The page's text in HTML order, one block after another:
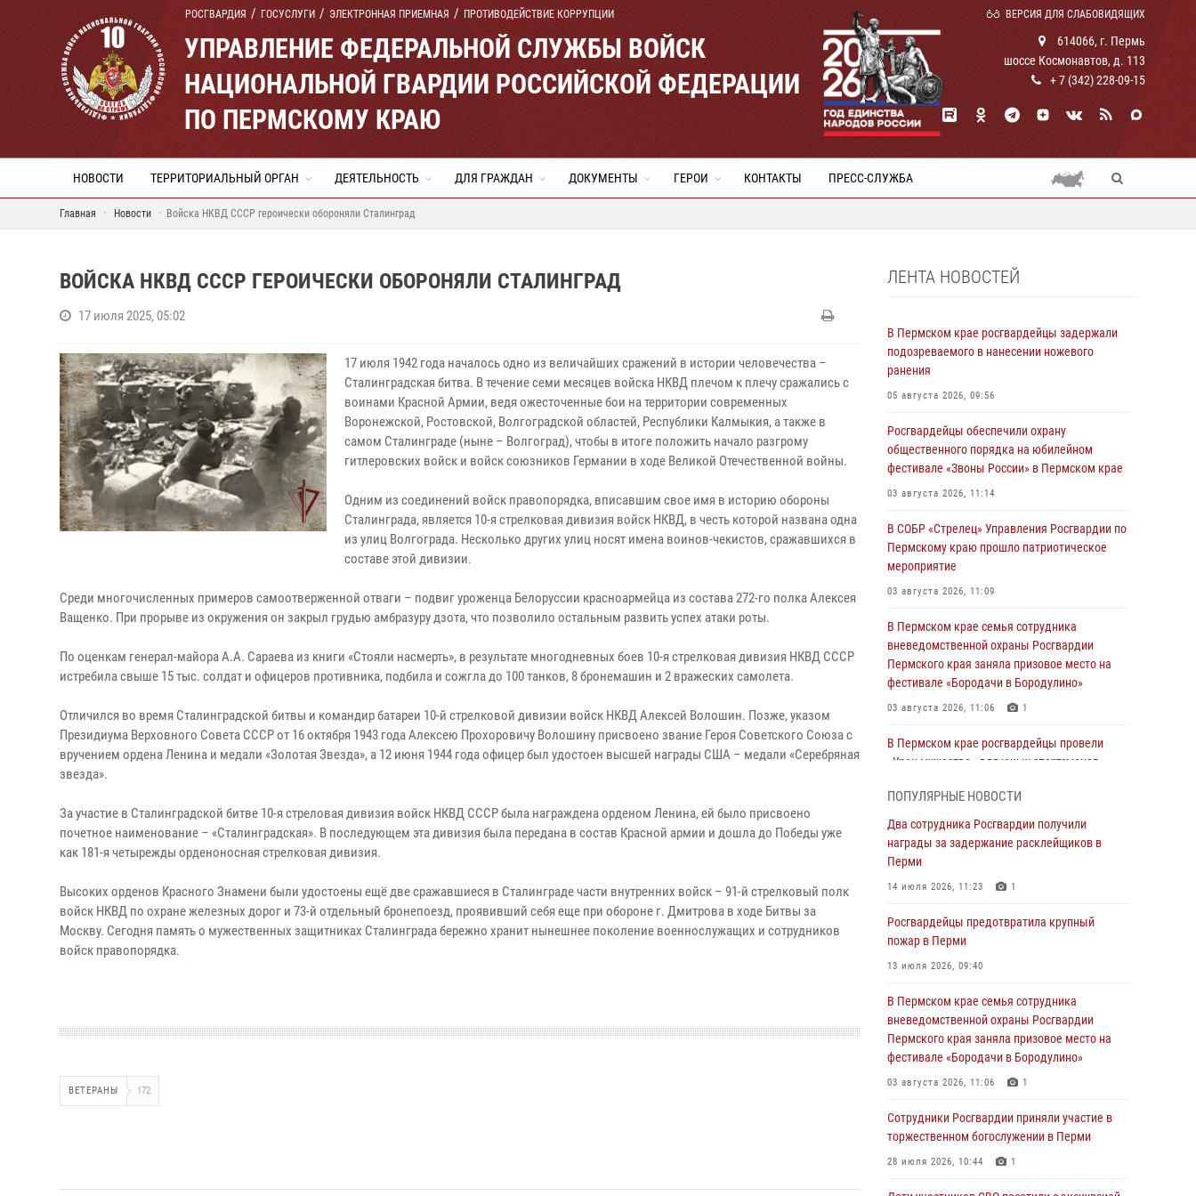
РОСГВАРДИЯ ГОСУСЛУГИ ЭЛЕКТРОННАЯ ПРИЕМНАЯ ПРОТИВОДЕЙСТВИЕ КОРРУПЦИИ ВЕРСИЯ ДЛЯ СЛАБОВИДЯЩИХ
УПРАВЛЕНИЕ ФЕДЕРАЛЬНОЙ СЛУЖБЫ ВОЙСК
НАЦИОНАЛЬНОЙ ГВАРДИИ РОССИЙСКОЙ ФЕДЕРАЦИИ
ПО ПЕРМСКОМУ КРАЮ
614066, г. Пермь
шоссе Космонавтов, д. 113
+ 7 (342) 228-09-15
НОВОСТИ ТЕРРИТОРИАЛЬНЫЙ ОРГАН ДЕЯТЕЛЬНОСТЬ ДЛЯ ГРАЖДАН ДОКУМЕНТЫ ГЕРОИ КОНТАКТЫ ПРЕСС-СЛУЖБА
Главная Новости Войска НКВД СССР героически обороняли Сталинград
ВОЙСКА НКВД СССР ГЕРОИЧЕСКИ ОБОРОНЯЛИ СТАЛИНГРАД
17 июля 2025, 05:02
17 июля 1942 года началось одно из величайших сражений в истории человечества –
Сталинградская битва. В течение семи месяцев войска НКВД плечом к плечу сражались с
воинами Красной Армии, ведя ожесточенные бои на территории современных
Воронежской, Ростовской, Волгоградской областей, Республики Калмыкия, а также в
самом Сталинграде (ныне – Волгоград), чтобы в итоге положить начало разгрому
гитлеровских войск и войск союзников Германии в ходе Великой Отечественной войны.
Одним из соединений войск правопорядка, вписавшим свое имя в историю обороны
Сталинграда, является 10-я стрелковая дивизия войск НКВД, в честь которой названа одна
из улиц Волгограда. Несколько других улиц носят имена воинов-чекистов, сражавшихся в
составе этой дивизии.
Среди многочисленных примеров самоотверженной отваги – подвиг уроженца Белоруссии красноармейца из состава 272-го полка Алексея
Ващенко. При прорыве из окружения он закрыл грудью амбразуру дзота, что позволило остальным развить успех атаки роты.
По оценкам генерал-майора А.А. Сараева из книги «Стояли насмерть», в результате многодневных боев 10-я стрелковая дивизия НКВД СССР
истребила свыше 15 тыс. солдат и офицеров противника, подбила и сожгла до 100 танков, 8 бронемашин и 2 вражеских самолета.
Отличился во время Сталинградской битвы и командир батареи 10-й стрелковой дивизии войск НКВД Алексей Волошин. Позже, указом
Президиума Верховного Совета СССР от 16 октября 1943 года Алексею Прохоровичу Волошину присвоено звание Героя Советского Союза с
вручением ордена Ленина и медали «Золотая Звезда», а 12 июня 1944 года офицер был удостоен высшей награды США – медали «Серебряная
звезда».
За участие в Сталинградской битве 10-я стреловая дивизия войск НКВД СССР была награждена орденом Ленина, ей было присвоено
почетное наименование – «Сталинградская». В последующем эта дивизия была передана в состав Красной армии и дошла до Победы уже
как 181-я четырежды орденоносная стрелковая дивизия.
Высоких орденов Красного Знамени были удостоены ещё две сражавшиеся в Сталинграде части внутренних войск – 91-й стрелковый полк
войск НКВД по охране железных дорог и 73-й отдельный бронепоезд, проявивший себя еще при обороне г. Дмитрова в ходе Битвы за
Москву. Сегодня память о мужественных защитниках Сталинграда бережно хранит нынешнее поколение военнослужащих и сотрудников
войск правопорядка.
ВЕТЕРАНЫ 172
ЛЕНТА НОВОСТЕЙ
В Пермском крае росгвардейцы задержали
подозреваемого в нанесении ножевого
ранения
05 августа 2026, 09:56
Росгвардейцы обеспечили охрану
общественного порядка на юбилейном
фестивале «Звоны России» в Пермском крае
03 августа 2026, 11:14
В СОБР «Стрелец» Управления Росгвардии по
Пермскому краю прошло патриотическое
мероприятие
03 августа 2026, 11:09
В Пермском крае семья сотрудника
вневедомственной охраны Росгвардии
Пермского края заняла призовое место на
фестивале «Бородачи в Бородулино»
03 августа 2026, 11:06 1
В Пермском крае росгвардейцы провели
«Урок мужества» для юных спортсменов
Росгвардеец спас тонущую женщину в
Пермском крае
30 июля 2026, 05:19
торжественном богослужении в Перми
28 июля 2026, 10:44
при задержании участников преступной
группы в Пермском крае
28 июля 2026, 06:15
Сотрудник СОБР «Стрелец» провели встречу
Росгвардией»
24 июля 2026, 08:45 2
ПОПУЛЯРНЫЕ НОВОСТИ
Два сотрудника Росгвардии получили
награды за задержание расклейщиков в
Перми
14 июля 2026, 11:23 1
Росгвардейцы предотвратила крупный
пожар в Перми
13 июля 2026, 09:40
В Пермском крае семья сотрудника
вневедомственной охраны Росгвардии
Пермского края заняла призовое место на
фестивале «Бородачи в Бородулино»
03 августа 2026, 11:06 1
Сотрудники Росгвардии приняли участие в
торжественном богослужении в Перми
28 июля 2026, 10:44 1